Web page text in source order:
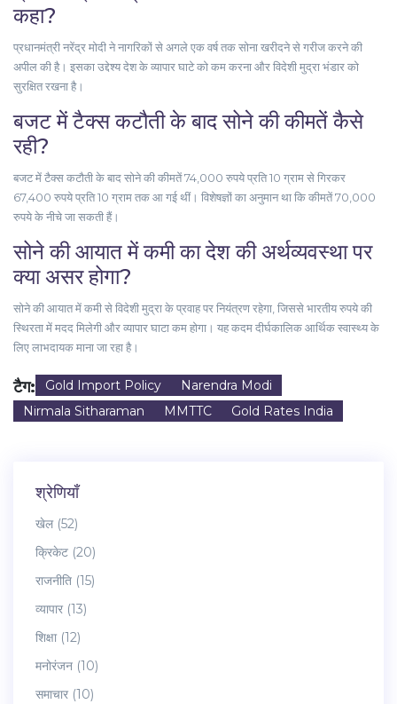
कहा?
प्रधानमंत्री नरेंद्र मोदी ने नागरिकों से अगले एक वर्ष तक सोना खरीदने से गरीज करने की
अपील की है। इसका उद्देश्य देश के व्यापार घाटे को कम करना और विदेशी मुद्रा भंडार को
सुरक्षित रखना है।
बजट में टैक्स कटौती के बाद सोने की कीमतें कैसे
रही?
बजट में टैक्स कटौती के बाद सोने की कीमतें 74,000 रुपये प्रति 10 ग्राम से गिरकर
67,400 रुपये प्रति 10 ग्राम तक आ गई थीं। विशेषज्ञों का अनुमान था कि कीमतें 70,000
रुपये के नीचे जा सकती हैं।
सोने की आयात में कमी का देश की अर्थव्यवस्था पर
क्या असर होगा?
सोने की आयात में कमी से विदेशी मुद्रा के प्रवाह पर नियंत्रण रहेगा, जिससे भारतीय रुपये की
स्थिरता में मदद मिलेगी और व्यापार घाटा कम होगा। यह कदम दीर्घकालिक आर्थिक स्वास्थ्य के
लिए लाभदायक माना जा रहा है।
टैग: Gold Import Policy
Narendra Modi
Nirmala Sitharaman
MMTTC Gold Rates India
श्रेणियाँ
खेल (52)
क्रिकेट (20)
राजनीति (15)
व्यापार (13)
शिक्षा (12)
मनोरंजन (10)
समाचार (10)